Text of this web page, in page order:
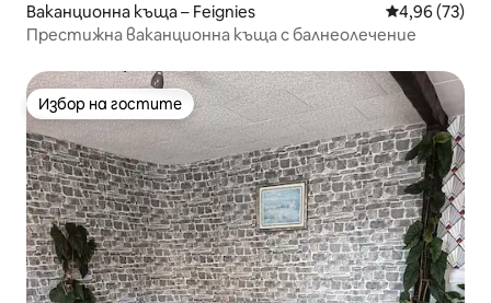
Ваканционна къща – Feignies Средна
4,96 (73)
Престижна ваканционна къща с балнеолечение
Избор на гостите
Избор на гостите